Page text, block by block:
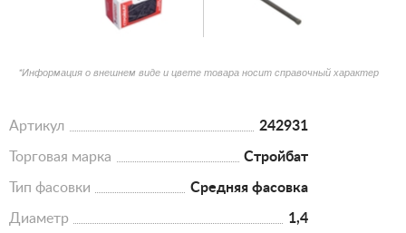
*Информация о внешнем виде и цвете товара носит справочный характер
Артикул 242931
Торговая марка Стройбат
Тип фасовки Средняя фасовка
Диаметр 1,4